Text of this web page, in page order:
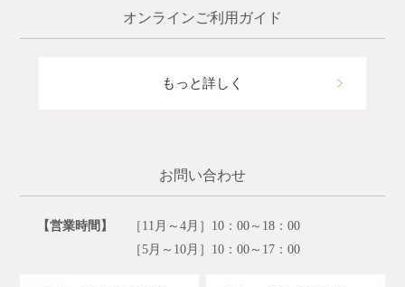
オンラインご利用ガイド
もっと詳しく
お問い合わせ
【営業時間】
［11月～4月］10：00～18：00
［5月～10月］10：00～17：00